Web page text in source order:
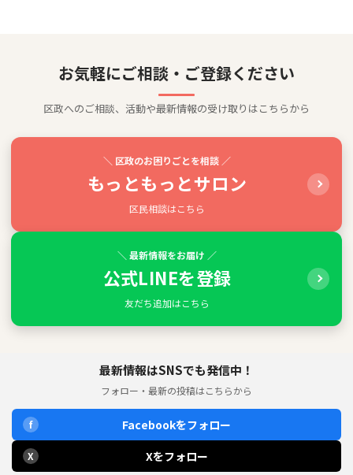
お気軽にご相談・ご登録ください
区政へのご相談、活動や最新情報の受け取りはこちらから
＼ 区政のお困りごとを相談 ／
もっともっとサロン
区民相談はこちら
＼ 最新情報をお届け ／
公式LINEを登録
友だち追加はこちら
最新情報はSNSでも発信中！
フォロー・最新の投稿はこちらから
f Facebookをフォロー
X Xをフォロー